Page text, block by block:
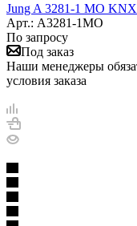
Jung A 3281-1 MO
Арт.: A3281-1MO
По запросу
Под заказ
Наши менеджеры
условия заказа